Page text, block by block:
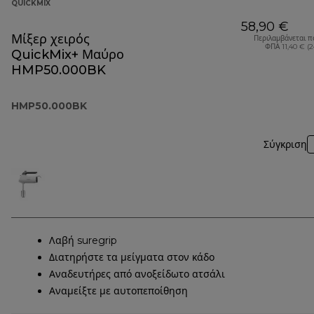
QUICKMIX
Μίξερ χειρός
QuickMix+ Μαύρο
HMP50.000BK
HMP50.000BK
58,90 €
Περιλαμβάνεται
ΦΠΑ 11,40 €
Σύγκριση
Λαβή suregrip
Διατηρήστε τα μείγματα στον κάδο
Αναδευτήρες από ανοξείδωτο ατσάλι
Αναμείξτε με αυτοπεποίθηση